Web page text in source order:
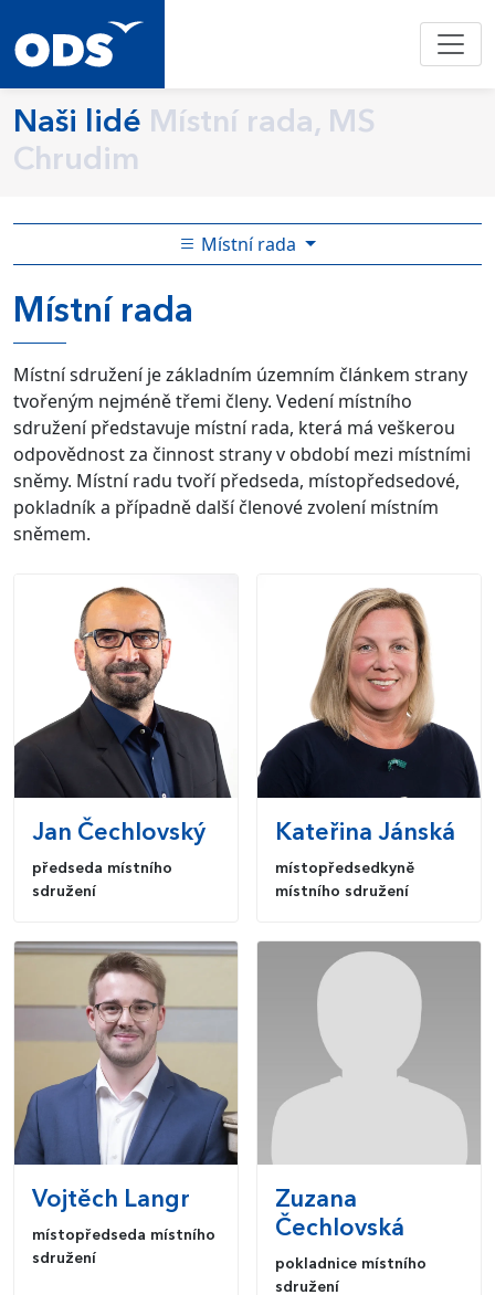
Naši lidé Místní rada, MS
Chrudim
Místní rada
Místní rada
Místní sdružení je základním územním článkem strany
tvořeným nejméně třemi členy. Vedení místního
sdružení představuje místní rada, která má veškerou
odpovědnost za činnost strany v období mezi místními
sněmy. Místní radu tvoří předseda, místopředsedové,
pokladník a případně další členové zvolení místním
sněmem.
Jan Čechlovský
předseda místního
sdružení
Kateřina Jánská
místopředsedkyně
místního sdružení
Vojtěch Langr
místopředseda místního
sdružení
Zuzana
Čechlovská
pokladnice místního
sdružení